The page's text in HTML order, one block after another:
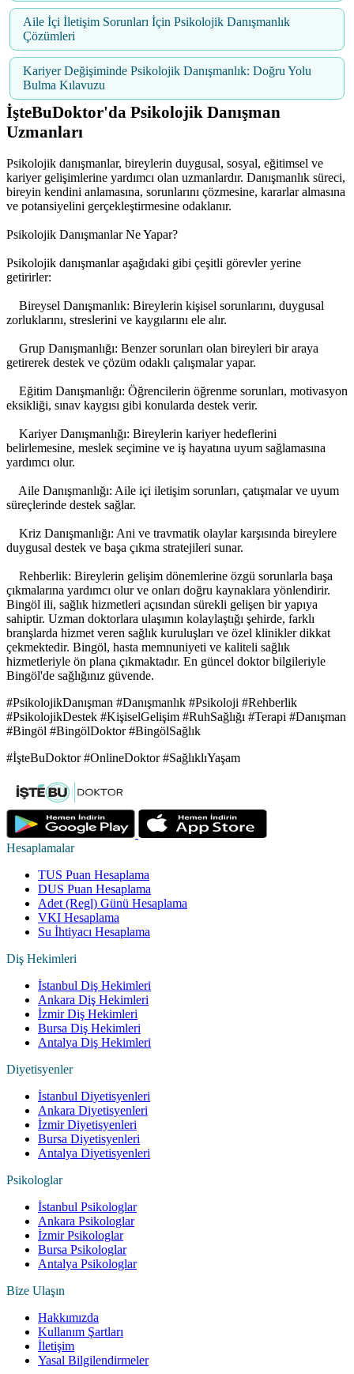
Aile İçi İletişim Sorunları İçin Psikolojik Danışmanlık
Çözümleri
Kariyer Değişiminde Psikolojik Danışmanlık: Doğru Yolu
Bulma Kılavuzu
İşteBuDoktor'da Psikolojik Danışman
Uzmanları
Psikolojik danışmanlar, bireylerin duygusal, sosyal, eğitimsel ve
kariyer gelişimlerine yardımcı olan uzmanlardır. Danışmanlık süreci,
bireyin kendini anlamasına, sorunlarını çözmesine, kararlar almasına
ve potansiyelini gerçekleştirmesine odaklanır.
Psikolojik Danışmanlar Ne Yapar?
Psikolojik danışmanlar aşağıdaki gibi çeşitli görevler yerine
getirirler:
Bireysel Danışmanlık: Bireylerin kişisel sorunlarını, duygusal
zorluklarını, streslerini ve kaygılarını ele alır.
Grup Danışmanlığı: Benzer sorunları olan bireyleri bir araya
getirerek destek ve çözüm odaklı çalışmalar yapar.
Eğitim Danışmanlığı: Öğrencilerin öğrenme sorunları, motivasyon
eksikliği, sınav kaygısı gibi konularda destek verir.
Kariyer Danışmanlığı: Bireylerin kariyer hedeflerini
belirlemesine, meslek seçimine ve iş hayatına uyum sağlamasına
yardımcı olur.
Aile Danışmanlığı: Aile içi iletişim sorunları, çatışmalar ve uyum
süreçlerinde destek sağlar.
Kriz Danışmanlığı: Ani ve travmatik olaylar karşısında bireylere
duygusal destek ve başa çıkma stratejileri sunar.
Rehberlik: Bireylerin gelişim dönemlerine özgü sorunlarla başa
çıkmalarına yardımcı olur ve onları doğru kaynaklara yönlendirir.
Bingöl ili, sağlık hizmetleri açısından sürekli gelişen bir yapıya
sahiptir. Uzman doktorlara ulaşımın kolaylaştığı şehirde, farklı
branşlarda hizmet veren sağlık kuruluşları ve özel klinikler dikkat
çekmektedir. Bingöl, hasta memnuniyeti ve kaliteli sağlık
hizmetleriyle ön plana çıkmaktadır. En güncel doktor bilgileriyle
Bingöl'de sağlığınız güvende.
#PsikolojikDanışman #Danışmanlık #Psikoloji #Rehberlik
#PsikolojikDestek #KişiselGelişim #RuhSağlığı #Terapi #Danışman
#Bingöl #BingölDoktor #BingölSağlık
#İşteBuDoktor #OnlineDoktor #SağlıklıYaşam
Hesaplamalar
TUS Puan Hesaplama
DUS Puan Hesaplama
Adet (Regl) Günü Hesaplama
VKI Hesaplama
Su İhtiyacı Hesaplama
Diş Hekimleri
İstanbul Diş Hekimleri
Ankara Diş Hekimleri
İzmir Diş Hekimleri
Bursa Diş Hekimleri
Antalya Diş Hekimleri
Diyetisyenler
İstanbul Diyetisyenleri
Ankara Diyetisyenleri
İzmir Diyetisyenleri
Bursa Diyetisyenleri
Antalya Diyetisyenleri
Psikologlar
İstanbul Psikologlar
Ankara Psikologlar
İzmir Psikologlar
Bursa Psikologlar
Antalya Psikologlar
Bize Ulaşın
Hakkımızda
Kullanım Şartları
İletişim
Yasal Bilgilendirmeler